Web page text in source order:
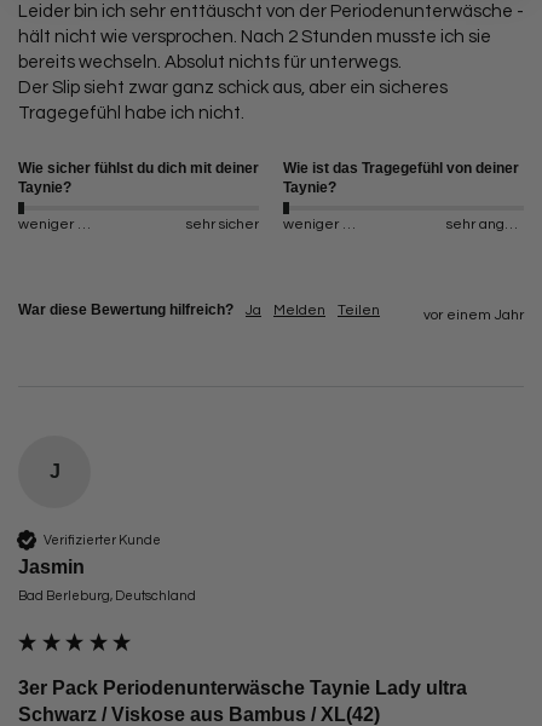
Leider bin ich sehr enttäuscht von der Periodenunterwäsche -
hält nicht wie versprochen. Nach 2 Stunden musste ich sie
bereits wechseln. Absolut nichts für unterwegs.
Der Slip sieht zwar ganz schick aus, aber ein sicheres
Tragegefühl habe ich nicht.
Wie sicher fühlst du dich mit deiner
Taynie?
weniger sicher sehr sicher
Wie ist das Tragegefühl von deiner
Taynie?
weniger angenehm sehr angenehm
War diese Bewertung hilfreich? Ja Melden Teilen vor einem Jahr
J
Verifizierter Kunde
Jasmin
Bad Berleburg, Deutschland
3er Pack Periodenunterwäsche Taynie Lady ultra
Schwarz / Viskose aus Bambus / XL(42)